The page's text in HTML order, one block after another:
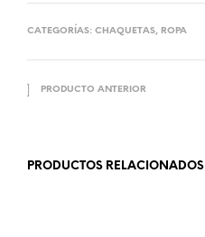
CATEGORÍAS: CHAQUETAS, ROPA
PRODUCTO ANTERIOR
PRODUCTOS RELACIONADOS